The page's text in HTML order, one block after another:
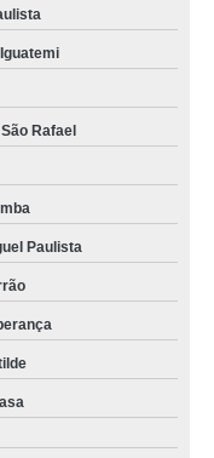
Rafael
Paulista